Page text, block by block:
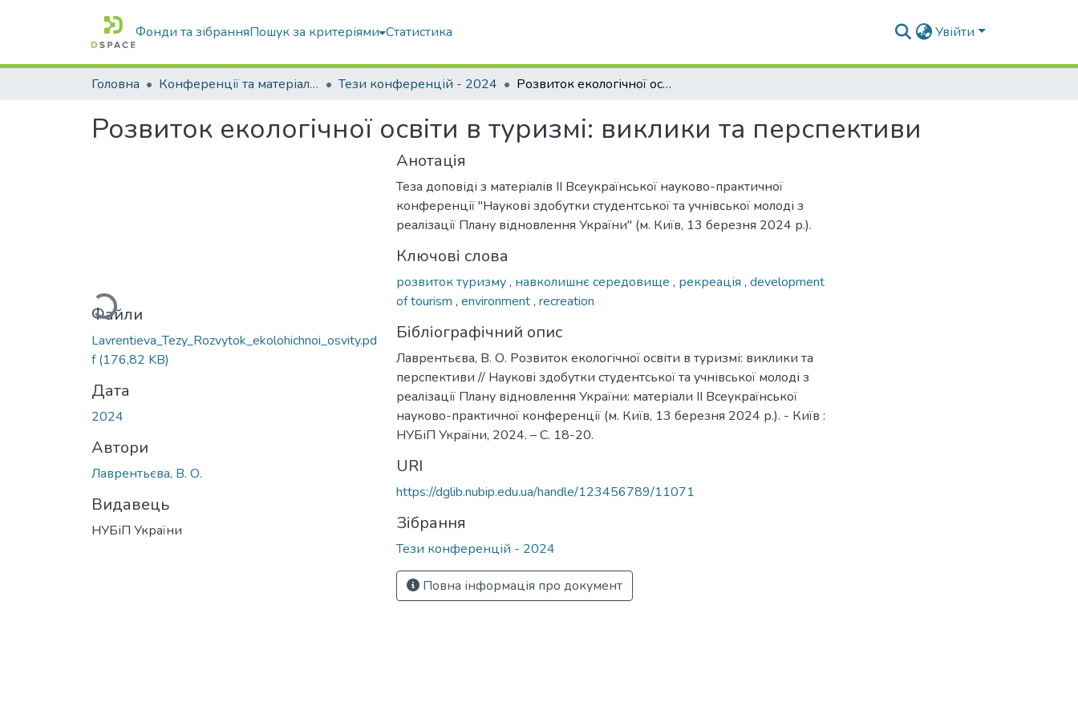
Фонди та зібранняПошук за критеріями Статистика Увійти
Головна Конференції та матеріали конференцій Тези конференцій - 2024 Розвиток екологічної освіти в туризмі: виклики та перспективи
Розвиток екологічної освіти в туризмі: виклики та перспективи
Вантажиться...
Файли
Lavrentieva_Tezy_Rozvytok_ekolohichnoi_osvity.pd
f(176,82 KB)
Дата
2024
Автори
Лаврентьєва, В. О.
Видавець
НУБіП України
Анотація
Теза доповіді з матеріалів ІІ Всеукраїнської науково-практичної
конференції "Наукові здобутки студентської та учнівської молоді з
реалізації Плану відновлення України" (м. Київ, 13 березня 2024 р.).
Ключові слова
розвиток туризму, навколишнє середовище , рекреація , development
of tourism , environment, recreation
Бібліографічний опис
Лаврентьєва, В. О. Розвиток екологічної освіти в туризмі: виклики та
перспективи // Наукові здобутки студентської та учнівської молоді з
реалізації Плану відновлення України: матеріали ІІ Всеукраїнської
науково-практичної конференції (м. Київ, 13 березня 2024 р.). - Київ :
НУБіП України, 2024. – С. 18-20.
URI
https://dglib.nubip.edu.ua/handle/123456789/11071
Зібрання
Тези конференцій - 2024
Повна інформація про документ